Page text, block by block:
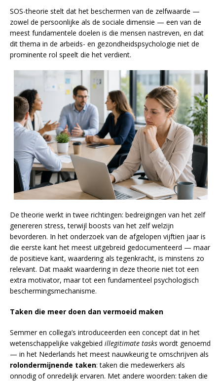
SOS-theorie stelt dat het beschermen van de zelfwaarde —
zowel de persoonlijke als de sociale dimensie — een van de
meest fundamentele doelen is die mensen nastreven, en dat
dit thema in de arbeids- en gezondheidspsychologie niet de
prominente rol speelt die het verdient.
De theorie werkt in twee richtingen: bedreigingen van het zelf
genereren stress, terwijl boosts van het zelf welzijn
bevorderen. In het onderzoek van de afgelopen vijftien jaar is
die eerste kant het meest uitgebreid gedocumenteerd — maar
de positieve kant, waardering als tegenkracht, is minstens zo
relevant. Dat maakt waardering in deze theorie niet tot een
extra motivator, maar tot een fundamenteel psychologisch
beschermingsmechanisme.
Taken die meer doen dan vermoeid maken
Semmer en collega’s introduceerden een concept dat in het
wetenschappelijke vakgebied illegitimate tasks wordt genoemd
— in het Nederlands het meest nauwkeurig te omschrijven als
rolondermijnende taken: taken die medewerkers als
onnodig of onredelijk ervaren. Met andere woorden: taken die